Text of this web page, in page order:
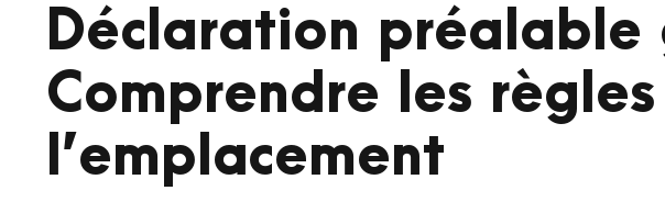
Déclaration préalable
Comprendre les
l’emplacement